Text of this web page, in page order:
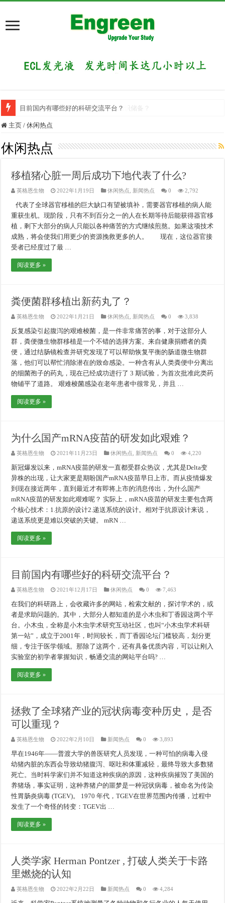
目前国内有哪些好的科研交流平台？
做慢病毒感染实验前，你需要哪些知识储备？
主页 / 休闲热点
休闲热点
移植猪心脏一周后成功下地代表了什么?
英格恩生物 2022年1月19日 休闲热点 新闻热点 0 2,792
代表了全球器官移植的巨大缺口有望被填补，需要器官移植的病人能
重获生机。现阶段，只有不到百分之一的人在长期等待后能获得器官移
植，剩下大部分的病人只能以各种痛苦的方式继续煎熬。如果这项技术
成熟，将会使我们用更少的资源挽救更多的人。 现在，这位器官接
受者已经度过了最 …
阅读更多 »
粪便菌群移植出新药丸了？
英格恩生物 2022年1月21日 休闲热点 新闻热点 0 3,838
反复感染引起腹泻的艰难梭菌，是一件非常痛苦的事，对于这部分人
群，粪便微生物群移植是一个不错的选择方案。来自健康捐赠者的粪
便，通过结肠镜检查并研究发现了可以帮助恢复平衡的肠道微生物群
落，他们可以帮忙消除潜在的致命感染。一种含有从人类粪便中分离出
的细菌孢子的药丸，现在已经成功进行了 3 期试验，为首次批准此类药
物铺平了道路。 艰难梭菌感染在老年患者中很常见，并且 …
阅读更多 »
为什么国产mRNA疫苗的研发如此艰难？
英格恩生物 2021年11月23日 休闲热点 新闻热点 0 4,220
新冠爆发以来，mRNA疫苗的研发一直都受群众热议，尤其是Delta变
异株的出现，让大家更是期盼国产mRNA疫苗早日上市。而从疫情爆发
到现在接近两年，直到最近才有即将上市的消息传出，为什么国产
mRNA疫苗的研发如此艰难呢？ 实际上，mRNA疫苗的研发主要包含两
个核心技术：1.抗原的设计2.递送系统的设计。相对于抗原设计来说，
递送系统更是难以突破的关键。 mRN …
阅读更多 »
目前国内有哪些好的科研交流平台？
英格恩生物 2021年12月17日 休闲热点 0 7,463
在我们的科研路上，会收藏许多的网站，检索文献的，探讨学术的，或
者是求助问题的。其中，大部分人都知道的是小木虫和丁香园这两个平
台。小木虫，全称是小木虫学术研究互动社区，也叫“小木虫学术科研
第一站”，成立于2001年，时间较长，而丁香园论坛门槛较高，划分更
细，专注于医学领域。那除了这两个，还有具备优质内容，可以让刚入
实验室的初学者掌握知识，畅通交流的网站平台吗? …
阅读更多 »
拯救了全球猪产业的冠状病毒变种历史，是否
可以重现？
英格恩生物 2022年2月10日 新闻热点 0 3,893
早在1946年——普渡大学的兽医研究人员发现，一种可怕的病毒入侵
幼猪内脏的东西会导致幼猪腹泻、呕吐和体重减轻，最终导致大多数猪
死亡。当时科学家们并不知道这种疾病的原因，这种疾病摧毁了美国的
养猪场，事实证明，这种养猪户的噩梦是一种冠状病毒，被命名为传染
性胃肠炎病毒 (TGEV)。 1970 年代，TGEV在世界范围内传播，过程中
发生了一个奇怪的转变：TGEV出 …
阅读更多 »
人类学家 Herman Pontzer , 打破人类关于卡路
里燃烧的认知
英格恩生物 2022年2月22日 新闻热点 0 4,284